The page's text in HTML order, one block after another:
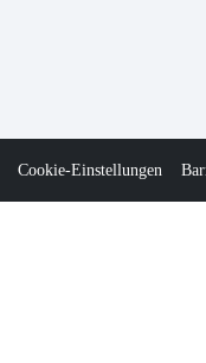
Cookie-Einstellungen